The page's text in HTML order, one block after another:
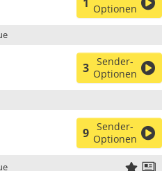
Optionen
3 Sender-
Optionen
9 Sender-
Optionen